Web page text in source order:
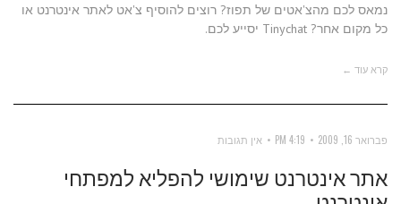
נמאס לכם מהצ'אטים של תפוז? רוצים להוסיף צ'אט לאתר אינטרנט או
כל מקום אחר? Tinychat יסייע לכם.
קרא עוד ←
פברואר 16, 2009 4:19 PM אין תגובות
אתר אינטרנט שימושי להפליא למפתחי